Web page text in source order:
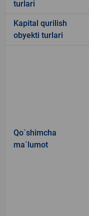
turlari
Kapital qurilish
obyekti turlari
Qo`shimcha
ma`lumot